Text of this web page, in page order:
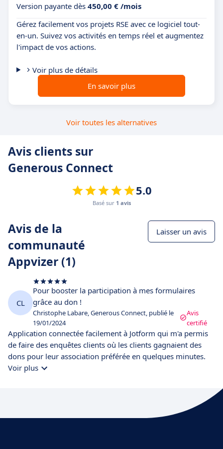
Version payante dès 450,00 € /mois
Gérez facilement vos projets RSE avec ce logiciel tout-
en-un. Suivez vos activités en temps réel et augmentez
l'impact de vos actions.
Voir plus de détails
En savoir plus
Voir toutes les alternatives
Avis clients sur
Generous Connect
5.0
Basé sur 1 avis
Avis de la
communauté
Appvizer (1)
Laisser un avis
CL
Pour booster la participation à mes formulaires
grâce au don !
Christophe Labare, Generous Connect, publié le
19/01/2024
Avis
certifié
Application connectée facilement à Jotform qui m'a permis
de faire des enquêtes clients où les clients gagnaient des
dons pour leur association préférée en quelques minutes.
Voir plus